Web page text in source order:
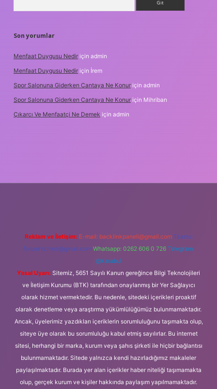
Son yorumlar
Menfaat Duygusu Nedir için admin
Menfaat Duygusu Nedir için İrem
Spor Salonuna Giderken Cantaya Ne Konur için admin
Spor Salonuna Giderken Cantaya Ne Konur için Mihriban
Çıkarcı Ve Menfaatçi Ne Demek için admin
Reklam ve İletişim: E-mail: backlinkpaneli@gmail.com Teams:
forumhizmeti@gmail.com Whatsapp: 0262 606 0 726 Telegram:
@karabul
Yasal Uyarı: Sitemiz, 5651 Sayılı Kanun gereğince Bilgi Teknolojileri
ve İletişim Kurumu (BTK) tarafından onaylanmış bir Yer Sağlayıcı
olarak hizmet vermektedir. Bu nedenle, sitedeki içerikleri proaktif
olarak denetleme veya araştırma yükümlülüğümüz bulunmamaktadır.
Ancak, üyelerimiz yazdıkları içeriklerin sorumluluğunu taşımakta olup,
siteye üye olarak bu sorumluluğu kabul etmiş sayılırlar. Bu internet
sitesi, herhangi bir marka, kurum veya şahıs şirketi ile hiçbir bağlantısı
bulunmamaktadır. Sitede yalnızca kendi hazırladığımız makaleler
paylaşılmaktadır. Burada yer alan içerikler haber niteliği taşımamakta
olup, gerçek kurum ve kişiler hakkında paylaşım yapılmamaktadır.